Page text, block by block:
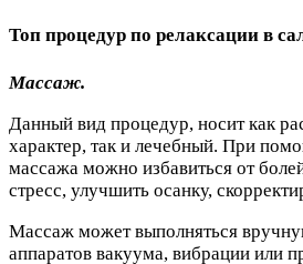
Топ процедур по релаксации в
Массаж.
Данный вид процедур, носит как
характер, так и лечебный. При
массажа можно избавиться от
стресс, улучшить осанку,
Массаж может выполняться
аппаратов вакуума, вибрации или